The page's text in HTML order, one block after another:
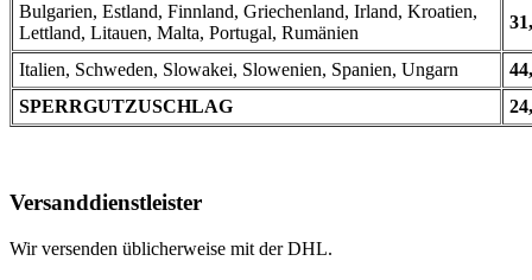
Bulgarien, Estland, Finnland, Griechenland, Irland, Kroatien,
Lettland, Litauen, Malta, Portugal, Rumänien
Italien, Schweden, Slowakei, Slowenien, Spanien, Ungarn
SPERRGUTZUSCHLAG
Versanddienstleister
Wir versenden üblicherweise mit der DHL.